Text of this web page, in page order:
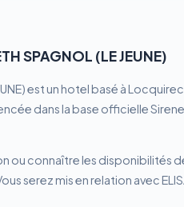
SPAGNOL (LE JEUNE)
est un hotel basé à
dans la base officielle
ou connaître les disponibilités
serez mis en relation avec